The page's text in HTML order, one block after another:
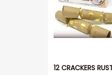
12 CRACKERS